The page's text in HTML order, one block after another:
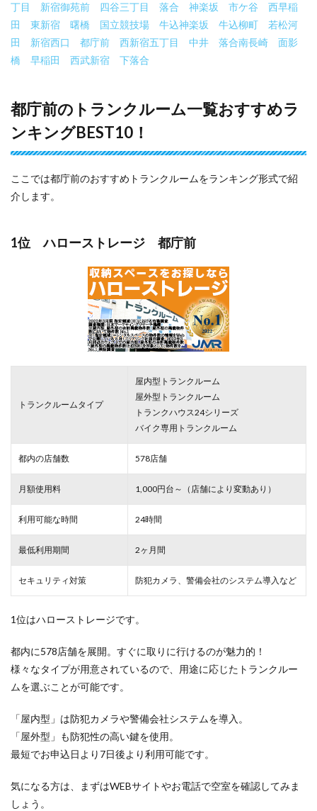
丁目
新宿御苑前 四谷三丁目 落合 神楽坂 市ケ谷
西早稲
田
東新宿 曙橋 国立競技場 牛込神楽坂 牛込柳町
若松河
田
新宿西口 都庁前 西新宿五丁目 中井 落合南長崎
面影
橋
早稲田 西武新宿 下落合
都庁前のトランクルーム一覧おすすめラ
ンキングBEST10！
ここでは都庁前のおすすめトランクルームをランキング形式で紹
介します。
1位 ハローストレージ 都庁前
トランクルームタイプ
屋内型トランクルーム
屋外型トランクルーム
トランクハウス24シリーズ
バイク専用トランクルーム
都内の店舗数 578店舗
月額使用料 1,000円台～（店舗により変動あり）
利用可能な時間 24時間
最低利用期間 2ヶ月間
セキュリティ対策 防犯カメラ、警備会社のシステム導入など
1位はハローストレージです。
都内に578店舗を展開。すぐに取りに行けるのが魅力的！
様々なタイプが用意されているので、用途に応じたトランクルー
ムを選ぶことが可能です。
「屋内型」は防犯カメラや警備会社システムを導入。
「屋外型」も防犯性の高い鍵を使用。
最短でお申込日より7日後より利用可能です。
気になる方は、まずはWEBサイトやお電話で空室を確認してみま
しょう。